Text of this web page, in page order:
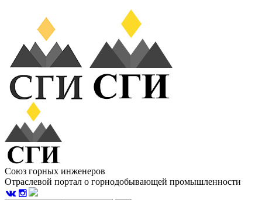
Союз горных инженеров
Отраслевой портал о горнодобывающей промышленности